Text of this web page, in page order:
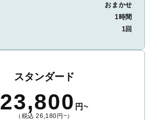
おまかせ
1時間
1回
スタンダード
23,800 円~
（税込 26,180円~）